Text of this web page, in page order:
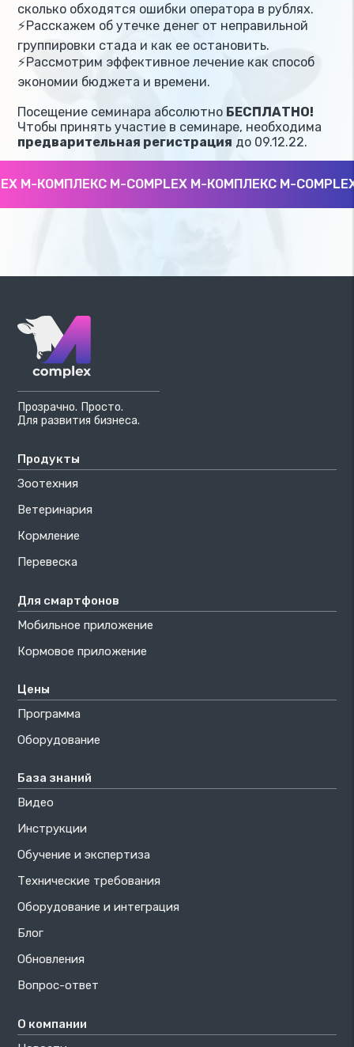
сколько обходятся ошибки оператора в рублях.
⚡️Расскажем об утечке денег от неправильной
группировки стада и как ее остановить.
⚡️Рассмотрим эффективное лечение как способ
экономии бюджета и времени.
Посещение семинара абсолютно БЕСПЛАТНО!
Чтобы принять участие в семинаре, необходима
предварительная регистрация до 09.12.22.
М-КОМПЛЕКС M-COMPLEX М-КОМПЛЕКС M-
Прозрачно. Просто.
Для развития бизнеса.
Продукты
Зоотехния
Ветеринария
Кормление
Перевеска
Для смартфонов
Мобильное приложение
Кормовое приложение
Цены
Программа
Оборудование
База знаний
Видео
Инструкции
Обучение и экспертиза
Технические требования
Оборудование и интеграция
Блог
Обновления
Вопрос-ответ
О компании